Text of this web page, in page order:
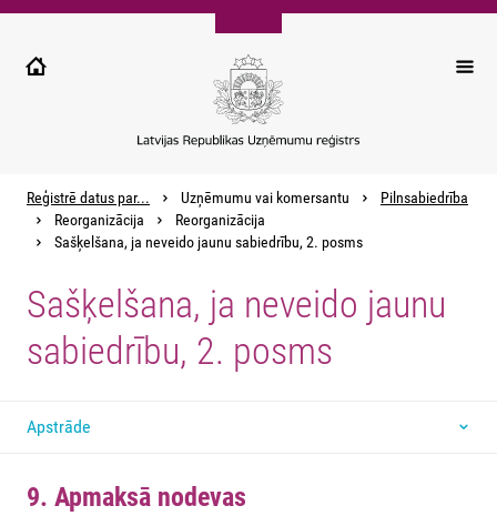
Pārlekt
galveno
Reģistrē datus par... Uzņēmumu vai komersantu
Pilnsabiedrība
Reorganizācija
Reorganizācija
Sašķelšana, ja neveido jaunu sabiedrību, 2. posms
Sašķelšana, ja neveido jaunu
sabiedrību, 2. posms
Apstrāde
9. Apmaksā nodevas